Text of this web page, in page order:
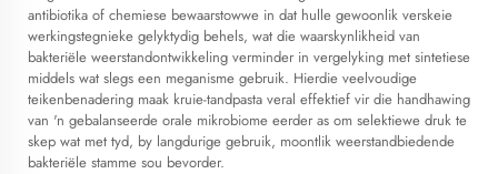
antibiotika of chemiese bewaarstowwe in dat hulle gewoonlik verskeie
werkingstegnieke gelyktydig behels, wat die waarskynlikheid van
bakteriële weerstandontwikkeling verminder in vergelyking met sintetiese
middels wat slegs een meganisme gebruik. Hierdie veelvoudige
teikenbenadering maak kruie-tandpasta veral effektief vir die handhawing
van 'n gebalanseerde orale mikrobiome eerder as om selektiewe druk te
skep wat met tyd, by langdurige gebruik, moontlik weerstandbiedende
bakteriële stamme sou bevorder.